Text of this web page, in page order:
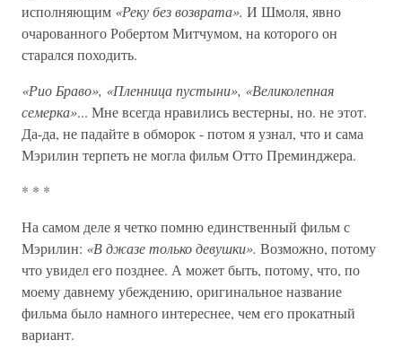
исполняющим «Реку без возврата». И Шмоля, явно
очарованного Робертом Митчумом, на которого он
старался походить.
«Рио Браво», «Пленница пустыни», «Великолепная
семерка»... Мне всегда нравились вестерны, но. не этот.
Да-да, не падайте в обморок - потом я узнал, что и сама
Мэрилин терпеть не могла фильм Отто Преминджера.
* * *
На самом деле я четко помню единственный фильм с
Мэрилин: «В джазе только девушки». Возможно, потому
что увидел его позднее. А может быть, потому, что, по
моему давнему убеждению, оригинальное название
фильма было намного интереснее, чем его прокатный
вариант.